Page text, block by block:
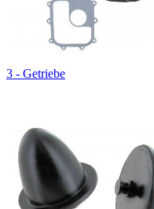
3 - Getriebe